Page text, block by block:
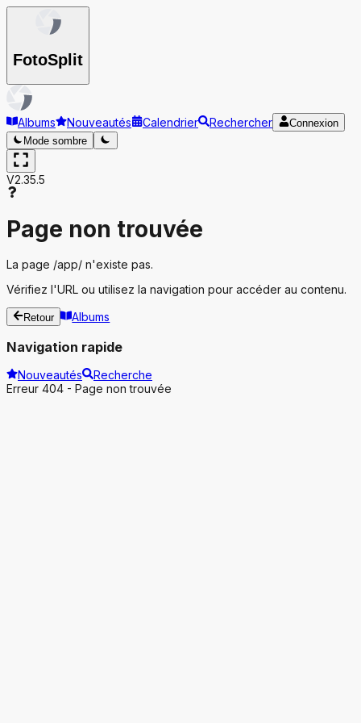
FotoSplit
Albums Nouveautés Calendrier Rechercher
Connexion
Mode sombre
V2.35.5
Page non trouvée
La page /app/ n'existe pas.
Vérifiez l'URL ou utilisez la navigation pour accéder au contenu.
Retour Albums
Navigation rapide
Nouveautés
Recherche
Erreur 404 - Page non trouvée